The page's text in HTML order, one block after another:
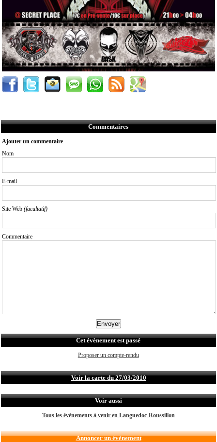
Commentaires
Ajouter un commentaire
Nom
E-mail
Site Web (facultatif)
Commentaire
Cet évènement est passé
Proposer un compte-rendu
Voir la carte du 27/03/2010
Voir aussi
Tous les évènements à venir en Languedoc-Roussillon
Annoncer un évènement